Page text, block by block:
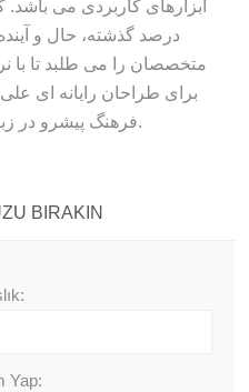
ابزارهای کاربردی می
درصد گذشته، حال و
متخصصان را می طلبد تا با
برای طراحان رایانه ای
فرهنگ پیشرو در زبان فارسی ایجاد کرد.
BIRAKIN
Yap: